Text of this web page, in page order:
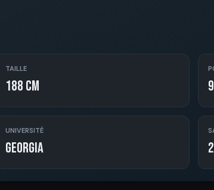
TAILLE
188 cm
UNIVERSITÉ
Georgia